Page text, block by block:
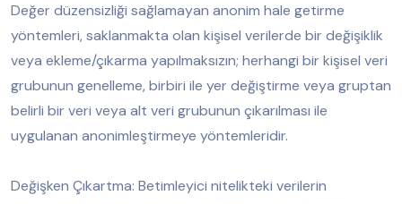
Değer düzensizliği sağlamayan anonim hale getirme
yöntemleri, saklanmakta olan kişisel verilerde bir değişiklik
veya ekleme/çıkarma yapılmaksızın; herhangi bir kişisel veri
grubunun genelleme, birbiri ile yer değiştirme veya gruptan
belirli bir veri veya alt veri grubunun çıkarılması ile
uygulanan anonimleştirmeye yöntemleridir.
Değişken Çıkartma: Betimleyici nitelikteki verilerin